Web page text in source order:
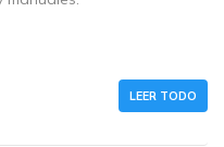
LEER TODO